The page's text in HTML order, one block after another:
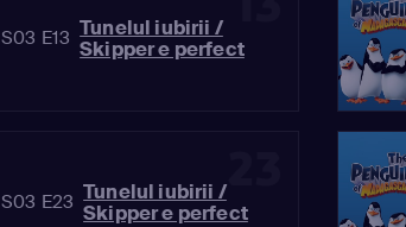
S03 E13 Tunelul iubirii /
Skipper e perfect
23
S03 E23 Tunelul iubirii /
Skipper e perfect